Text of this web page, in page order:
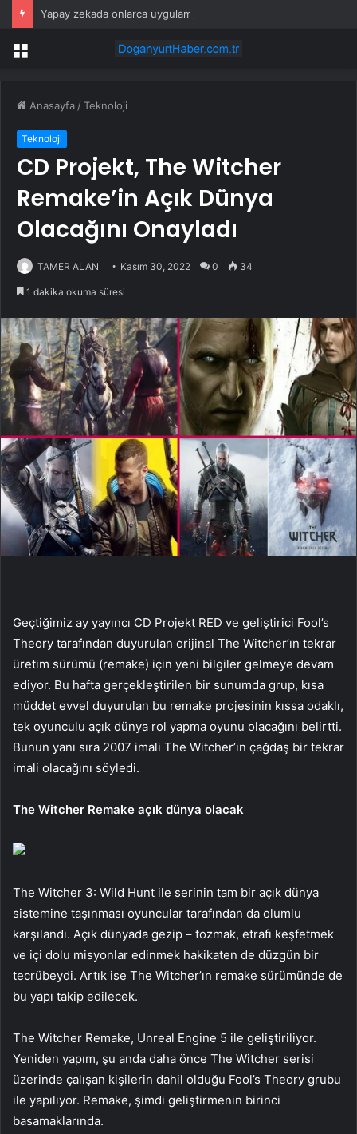
Menü
Anasayfa /Teknoloji
Teknoloji
CD Projekt, The Witcher
Remake’in Açık Dünya
Olacağını Onayladı
TAMER ALAN Kasım 30, 2022 0 34
1 dakika okuma süresi
Geçtiğimiz ay yayıncı CD Projekt RED ve geliştirici Fool’s
Theory tarafından duyurulan orijinal The Witcher’ın tekrar
üretim sürümü (remake) için yeni bilgiler gelmeye devam
ediyor. Bu hafta gerçekleştirilen bir sunumda grup, kısa
müddet evvel duyurulan bu remake projesinin kıssa odaklı,
tek oyunculu açık dünya rol yapma oyunu olacağını belirtti.
Bunun yanı sıra 2007 imali The Witcher’ın çağdaş bir tekrar
imali olacağını söyledi.
The Witcher Remake açık dünya olacak
The Witcher 3: Wild Hunt ile serinin tam bir açık dünya
sistemine taşınması oyuncular tarafından da olumlu
karşılandı. Açık dünyada gezip – tozmak, etrafı keşfetmek
ve içi dolu misyonlar edinmek hakikaten de düzgün bir
tecrübeydi. Artık ise The Witcher’ın remake sürümünde de
bu yapı takip edilecek.
The Witcher Remake, Unreal Engine 5 ile geliştiriliyor.
Yeniden yapım, şu anda daha önce The Witcher serisi
üzerinde çalışan kişilerin dahil olduğu Fool’s Theory grubu
ile yapılıyor. Remake, şimdi geliştirmenin birinci
basamaklarında.